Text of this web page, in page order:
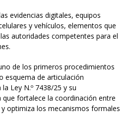
evidencias digitales, equipos
y vehículos, elementos que
autoridades competentes para el
de los primeros procedimientos
esquema de articulación
Ley N.º 7438/25 y su
fortalece la coordinación entre
optimiza los mecanismos formales